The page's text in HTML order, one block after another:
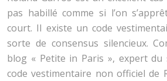
pas habillé comme si l’on
court. Il existe un code
sorte de consensus silencieux.
blog « Petite in Paris », expert du
code vestimentaire non officiel de